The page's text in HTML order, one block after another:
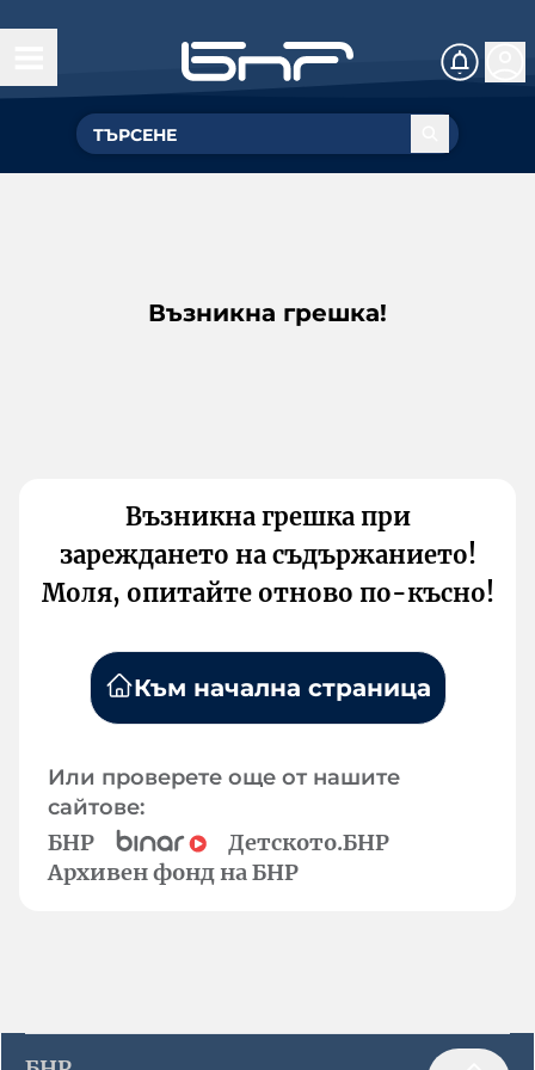
Възникна грешка!
Възникна грешка при
зареждането на съдържанието!
Моля, опитайте отново по-късно!
Към начална страница
Или проверете още от нашите
сайтове:
БНР
Детското.БНР
Архивен фонд на БНР